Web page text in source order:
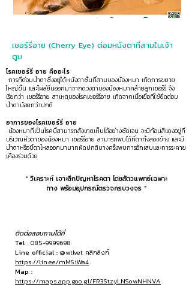
เชอร์รี่อาย (Cherry Eye) ต่อมหนังตาที่สามในเจ้า
ตูบ
โรคเชอร์รี่ อาย คืออะไร
การที่ต่อมน้ำตาซึ่งอยู่ใต้หนังตาชั้นที่สามของน้องหมา เกิดการขยาย
ใหญ่ขึ้น และโผล่ยื่นออกมาจากดวงตาของน้องหมาคล้ายลูกเชอร์รี่ จึง
เรียกว่า เชอร์รี่อาย สาเหตุของโรคเชอร์รี่อาย เกิดจากเนื้อเยื่อที่ใช้ยึดต่อม
น้ำตาน้อยกว่าปกติ
อาการของโรคเชอร์รี่ อาย
น้องหมาที่เป็นโรคนี้สามารถสังเกตเห็นได้อย่างชัดเจน จะมีก้อนสีแดงอยู่ที่
บริเวณหัวตาของน้องหมา เชอร์รี่อาย สามารถพบได้ที่ตาทั้งสองข้าง และมี
น้ำตาหรือขี้ตาไหลออกมามากผิดปกติบางครั้งพบการอักเสบและการระคาย
เคืองร่วมด้วย
" วิเคราะห์ เจาะลึกปัญหาโรคตา โดยสัตวแพทย์เฉพาะ
ทาง พร้อมอุปกรณ์ตรวจครบวงจร "
ติดต่อสอบถามได้ที่
Tel : 085-9999698
Line official : @wtlvet คลิกลิงก์
https://lin.ee/mMSiWa4
Map :
https://maps.app.goo.gl/FR3StzyLNSowNHNVA